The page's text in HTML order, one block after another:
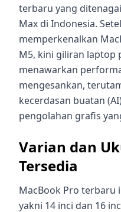
terbaru yang
Max di Indonesia.
memperkenalkan
M5, kini giliran laptop
menawarkan
mengesankan,
kecerdasan buatan
pengolahan grafis
Varian dan
Tersedia
MacBook Pro terbaru
yakni 14 inci dan 16